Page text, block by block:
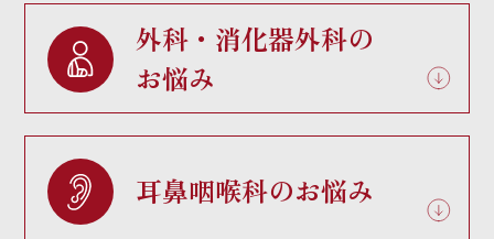
外科・消化器外科の
お悩み
耳鼻咽喉科のお悩み